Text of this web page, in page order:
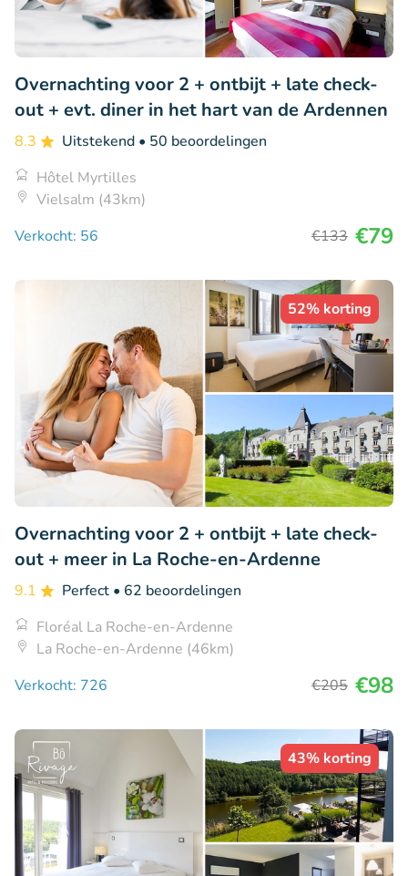
Overnachting voor 2 + ontbijt + late check-
out + evt. diner in het hart van de Ardennen
8.3 Uitstekend • 50 beoordelingen
Hôtel Myrtilles
Vielsalm (43km)
Verkocht: 56
€133 €79
52% korting
Overnachting voor 2 + ontbijt + late check-
out + meer in La Roche-en-Ardenne
9.1 Perfect • 62 beoordelingen
Floréal La Roche-en-Ardenne
La Roche-en-Ardenne (46km)
Verkocht: 726
€205 €98
43% korting